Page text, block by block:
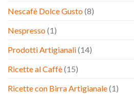
Nescafè Dolce Gusto(8)
Nespresso(1)
Prodotti Artigianali(14)
Ricette al Caffè(15)
Ricette con Birra Artigianale(1)